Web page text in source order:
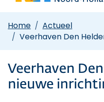
Home
Actueel
Veerhaven Den
Veerhaven
nieuwe